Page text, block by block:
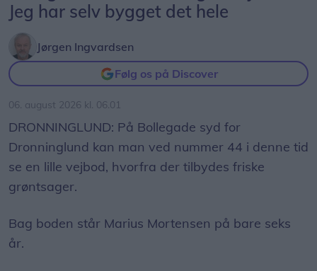
Jeg har selv bygget det hele
Jørgen Ingvardsen
Følg os på Discover
06. august 2026 kl. 06.01
DRONNINGLUND: På Bollegade syd for
Dronninglund kan man ved nummer 44 i denne tid
se en lille vejbod, hvorfra der tilbydes friske
grøntsager.
Bag boden står Marius Mortensen på bare seks
år.